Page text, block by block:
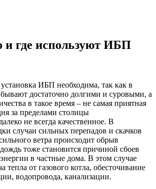
и где используют ИБП
ИБП необходима, так как в
достаточно долгими и суровыми, а
в такое время – не самая приятная
за пределами столицы
не всегда качественное. В
случаи сильных перепадов и скачков
ветра происходит обрыв
тоже становится причиной сбоев
в частные дома. В этом случае
тепла от газового котла, обесточивание
водопровода, канализации.